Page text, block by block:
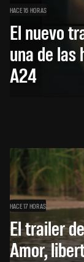
HACE 16 HORAS
El nuevo
una de las
A24
HACE 17 HORAS
El trailer
Amor,